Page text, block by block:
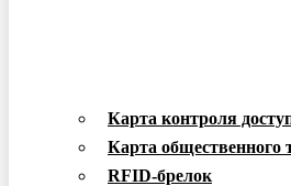
Карта контроля
Карта общественного
RFID-брелок